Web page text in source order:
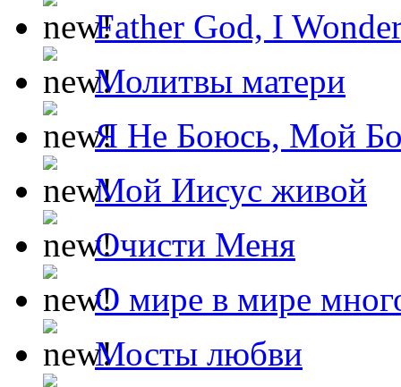
Father God, I
Молитвы матери
Я Не Боюсь, Мой
Мой Иисус живой
Очисти Меня
О мире в мире
Мосты любви